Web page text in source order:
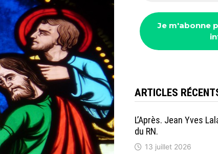
ARTICLES
L’Après. Jean Yves
du RN.
13 juillet 2026